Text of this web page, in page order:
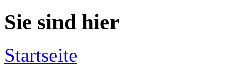
Sie sind hier
Startseite